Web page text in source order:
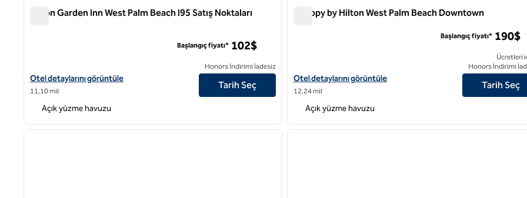
Hilton Garden Inn West Palm Beach I95 Satış Noktaları
Hilton Garden Inn West Palm Beach I95 Satış Noktaları için otel detaylarını görüntüleyin
Otel detaylarını görüntüle
11,10 mil
Başlangıç fiyatı* 102$
Honors İndirimi İadesiz
Tarih Seç
Açık yüzme havuzu
Canopy by Hilton West Palm Beach Downtown
Canopy by Hilton West Palm Beach Downtown için otel
Otel detaylarını görüntüle
12,24 mil
Başlangıç fiyatı* 190$
Ücretleri
Honors İndirimi
Tarih Seç
Açık yüzme havuzu
1 / 12
sonraki görsel
1 / 12